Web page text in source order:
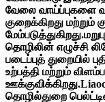
வேலை வாய்ப்புகளை
குறைக்கிறது மற்றும்
தொழிலின் எழுச்சி
படைப்புத் துறையில்
உற்பத்தி மற்றும்
தொழில்துறை